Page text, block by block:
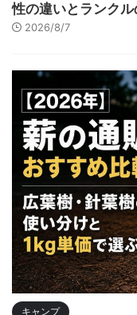
性の違いとランク
2026/8/7
キャンプ